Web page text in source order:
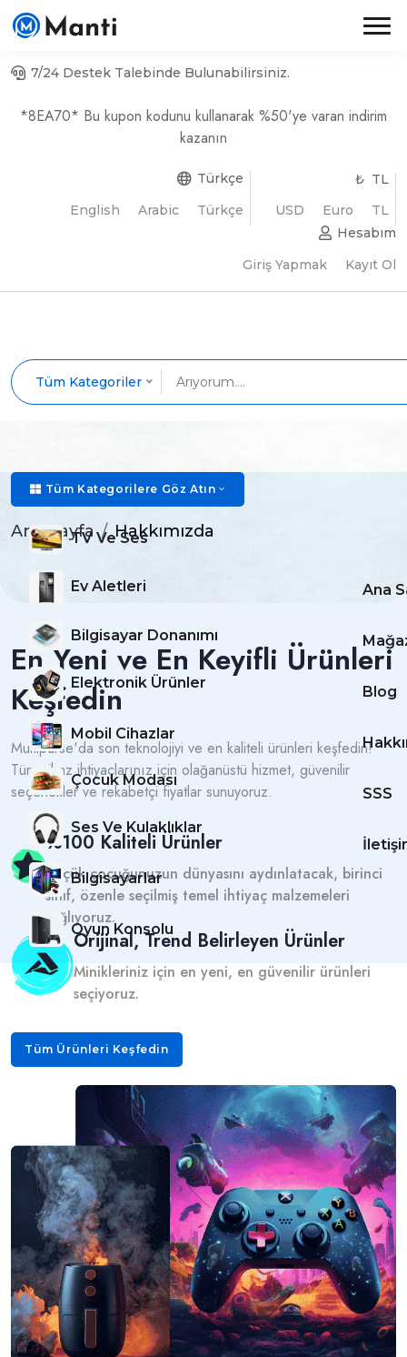
7/24 Destek Talebinde Bulunabilirsiniz.
*8EA70* Bu kupon kodunu kullanarak %50'ye varan indirim
kazanın
Türkçe
English
Arabic Türkçe
₺ TL
USD
Euro
TL
Hesabım
Giriş Yapmak
Kayıt Ol
Tüm Kategoriler
Tüm Kategorilere Göz Atın
TV Ve Ses
Ev Aletleri
Bilgisayar Donanımı
Elektronik Ürünler
Mobil Cihazlar
Çocuk Modası
Ses Ve Kulaklıklar
Bilgisayarlar
Oyun Konsolu
Ana
Blog
SSS
Hakkımızda
Ana Sayfa Hakkımızda
En Yeni ve En Keyifli Ürünleri
Keşfedin
Multipurse'da son teknolojiyi ve en kaliteli ürünleri keşfedin!
Tüm cihaz ihtiyaçlarınız için olağanüstü hizmet, güvenilir
seçenekler ve rekabetçi fiyatlar sunuyoruz.
%100 Kaliteli Ürünler
Küçük çocuğunuzun dünyasını aydınlatacak, birinci
sınıf, özenle seçilmiş temel ihtiyaç malzemeleri
sağlıyoruz.
Orijinal, Trend Belirleyen Ürünler
Minikleriniz için en yeni, en güvenilir ürünleri
seçiyoruz.
Tüm Ürünleri Keşfedin